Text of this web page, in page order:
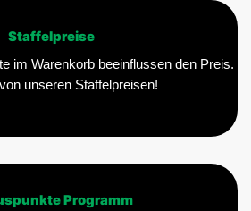
Staffelpreise
im Warenkorb beeinflussen den Preis.
unseren Staffelpreisen!
Programm